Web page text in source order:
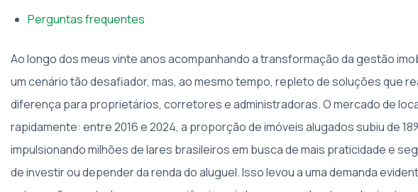
Perguntas frequentes
Ao longo dos meus vinte anos acompanhando a transformação da gestão
um cenário tão desafiador, mas, ao mesmo tempo, repleto de soluções que
diferença para proprietários, corretores e administradoras. O mercado de
rapidamente: entre 2016 e 2024, a proporção de imóveis alugados subiu de
impulsionando milhões de lares brasileiros em busca de mais praticidade e
de investir ou depender da renda do aluguel. Isso levou a uma demanda